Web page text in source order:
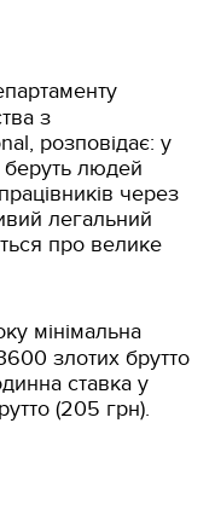
з
розповідає: у
беруть людей
через
легальний
про велике
мінімальна
злотих брутто
ставка у
(205 грн).